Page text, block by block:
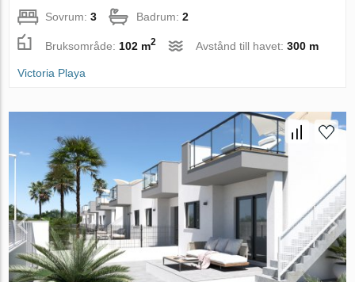
Sovrum:3 Badrum:2
Bruksområde: 102 m2 Avstånd till havet:300 m
Victoria Playa